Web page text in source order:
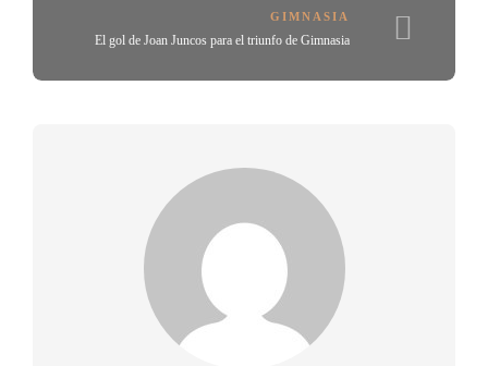
GIMNASIA
El gol de Joan Juncos para el triunfo de Gimnasia